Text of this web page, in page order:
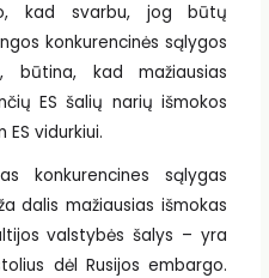
kad svarbu, jog būtų
konkurencinės sąlygos
būtina, kad mažiausias
ES šalių narių išmokos
vidurkiui.
konkurencines sąlygas
dalis mažiausias išmokas
valstybės šalys – yra
dėl Rusijos embargo.